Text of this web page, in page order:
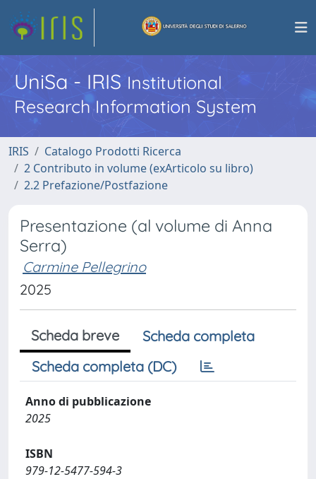
UniSa - IRISInstitutional
Research Information System
IRIS
Catalogo Prodotti Ricerca
2 Contributo in volume (exArticolo su libro)
2.2 Prefazione/Postfazione
Presentazione (al volume di Anna
Serra)
Carmine Pellegrino
2025
Scheda breve
Scheda completa
Scheda completa (DC)
Anno di pubblicazione
2025
ISBN
979-12-5477-594-3